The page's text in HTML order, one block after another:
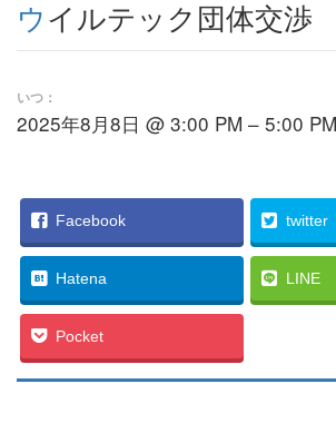
ウイルテック団体交渉
いつ：
2025年8月8日 @ 3:00 PM – 5:00 PM
Facebook twitter
Hatena LINE
Pocket